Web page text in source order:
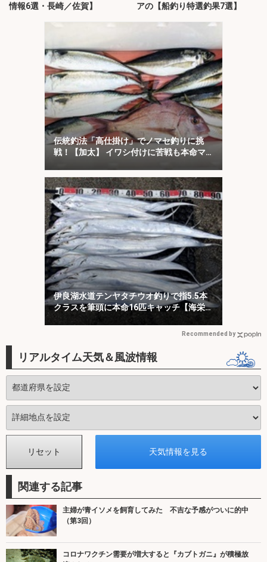
情報6選・長崎／佐賀】
アの【船釣り特選釣果7選】
伝統釣法「高仕掛け」でノマセ釣りに挑
戦！【加太】 イワシ付けに苦戦も本命マ
伊良湖水道テンヤタチウオ釣りで指5.5本
クラスを筆頭に本命16匹キャッチ【海栄
Recommended by
リアルタイム天気＆風波情報
関連する記事
主婦が青イソメを飼育してみた 不吉な予感がついに的中
（第3回）
コロナワクチン需要が増大すると『カブトガニ』が積極放